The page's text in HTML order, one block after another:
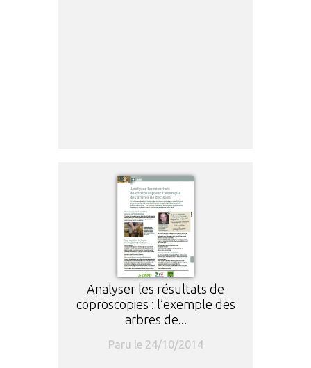
Analyser les résultats de
coproscopies : l’exemple des
arbres de...
Paru le 24/10/2014